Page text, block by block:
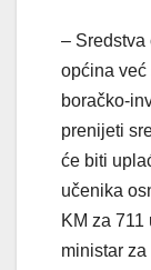
– Sredstva
općina
boračko-
prenijeti
će biti
učenika
KM za
ministar